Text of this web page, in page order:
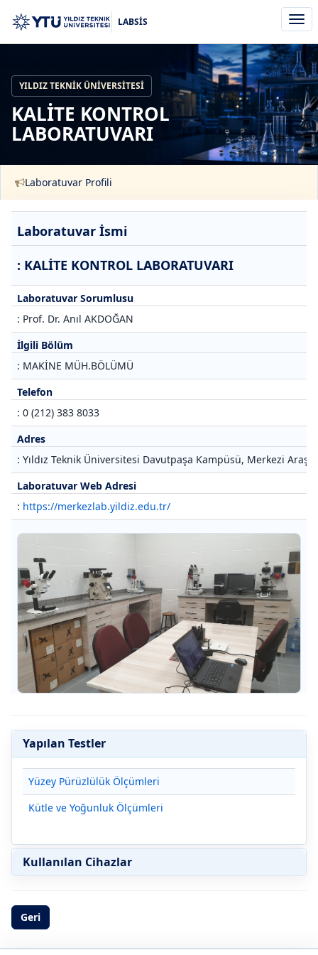
aç/
LABSİS
YILDIZ TEKNIK ÜNIVERSITESI
KALİTE KONTROL
LABORATUVARI
Laboratuvar Profili
Laboratuvar İsmi
: KALİTE KONTROL LABORATUVARI
Laboratuvar Sorumlusu
: Prof. Dr. Anıl AKDOĞAN
İlgili Bölüm
: MAKİNE MÜH.BÖLÜMÜ
Telefon
: 0 (212) 383 8033
Adres
: Yıldız Teknik Üniversitesi Davutpaşa Kampüsü, Merkezi
Laboratuvar Web Adresi
: https://merkezlab.yildiz.edu.tr/
Yapılan Testler
Yüzey Pürüzlülük Ölçümleri
Kütle ve Yoğunluk Ölçümleri
Kullanılan Cihazlar
Geri